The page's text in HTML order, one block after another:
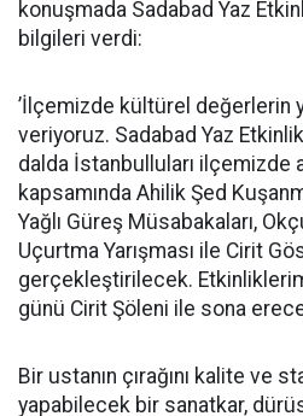
konuşmada Sadabad Yaz
bilgileri verdi:
’İlçemizde kültürel değerlerin
veriyoruz. Sadabad Yaz
dalda İstanbulluları ilçemizde
kapsamında Ahilik Şed
Yağlı Güreş Müsabakaları,
Uçurtma Yarışması ile Cirit
gerçekleştirilecek.
günü Cirit Şöleni ile sona
Bir ustanın çırağını kalite ve
yapabilecek bir sanatkar,